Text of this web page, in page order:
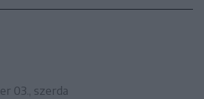
03., szerda